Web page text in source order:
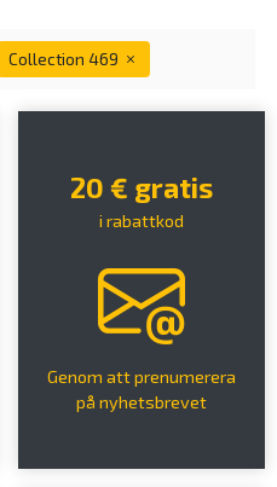
Collection 469
20 € gratis
i rabattkod
Genom att prenumerera
på nyhetsbrevet